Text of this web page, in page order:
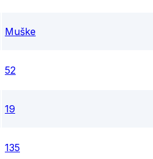
Muške
52
19
135